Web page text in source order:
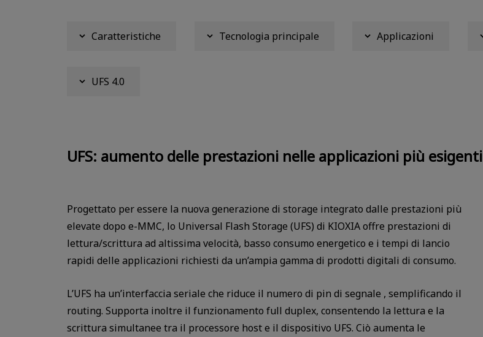
Caratteristiche Tecnologia principale Applicazioni
UFS 4.0
UFS: aumento delle prestazioni nelle applicazioni più esigenti
Progettato per essere la nuova generazione di storage integrato dalle prestazioni più
elevate dopo e-MMC, lo Universal Flash Storage (UFS) di KIOXIA offre prestazioni di
lettura/scrittura ad altissima velocità, basso consumo energetico e i tempi di lancio
rapidi delle applicazioni richiesti da un’ampia gamma di prodotti digitali di consumo.
L’UFS ha un’interfaccia seriale che riduce il numero di pin di segnale , semplificando il
routing. Supporta inoltre il funzionamento full duplex, consentendo la lettura e la
scrittura simultanee tra il processore host e il dispositivo UFS. Ciò aumenta le